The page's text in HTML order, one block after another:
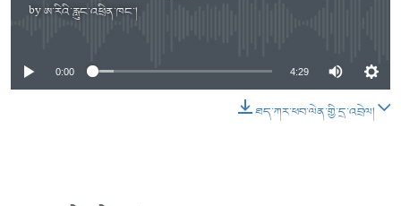
སོ་ཡ་ལ། བོད་ཀྱི་གླུ་གཞས།
byཨ་རིའི་རླུང་འཕྲིན་ཁང་།No media source currently available
0:00 4:29
ཐད་ཀར་ཕབ་ལེན་གྱི་དྲ་འབྲེལ།